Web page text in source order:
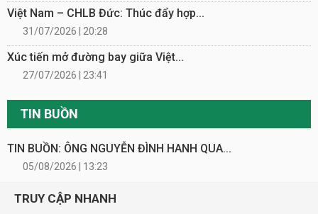
Việt Nam – CHLB Đức: Thúc đẩy hợp...
31/07/2026 | 20:28
Xúc tiến mở đường bay giữa Việt...
27/07/2026 | 23:41
TIN BUỒN
TIN BUỒN: ÔNG NGUYỄN ĐÌNH HANH QUA...
05/08/2026 | 13:23
TRUY CẬP NHANH